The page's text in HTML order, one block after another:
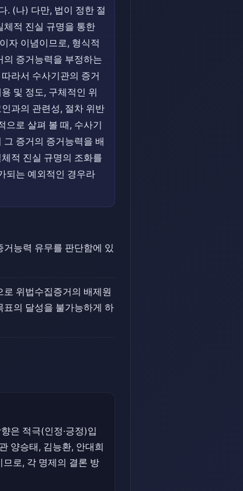
. (나) 다만, 법이 정한 절
체적 진실 규명을 통한
자 이념이므로, 형식적
증거능력을 부정하는
라서 수사기관의 증거
및 정도, 구체적인 위
과의 관련성, 절차 위반
으로 살펴 볼 때, 수사기
증거의 증거능력을 배
적 진실 규명의 조화를
되는 예외적인 경우라
능력 유무를 판단함에 있
위법수집증거의 배제원
의 달성을 불가능하게 하
은 적극(인정·긍정)입
양승태, 김능환, 안대희
로, 각 명제의 결론 방